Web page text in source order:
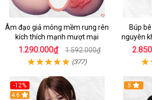
Âm đạo giả mông mềm rung rên
kích thích mạnh mượt mại
1.290.000₫ 1.592.000₫
(377)
Búp
nguyên
-12%
Hot
4.6
5